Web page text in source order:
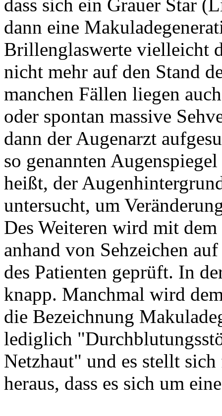
dass sich ein Grauer Star
dann eine
Brillenglaswerte vielleicht
nicht mehr auf den Stand
manchen Fällen liegen
oder spontan massive
dann der Augenarzt
so genannten
heißt, der
untersucht, um
Des Weiteren wird mit
anhand von Sehzeichen
des Patienten geprüft. In
knapp. Manchmal wird
die Bezeichnung
lediglich
Netzhaut" und es stellt
heraus, dass es sich um